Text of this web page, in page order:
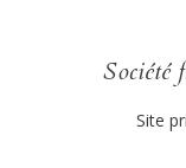
Société
Site